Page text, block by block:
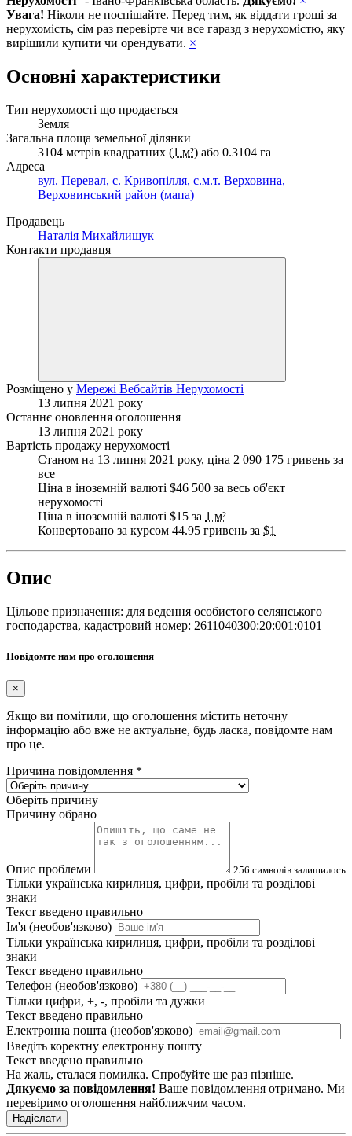
Увага! Ніколи не поспішайте. Перед тим, як віддати гроші за
нерухомість, сім раз перевірте чи все гаразд з нерухомістю, яку
вирішили купити чи орендувати. ×
Основні характеристики
Тип нерухомості що продається
Земля
Загальна площа земельної ділянки
3104 метрів квадратних (1 м²) або 0.3104 га
Адреса
вул. Перевал, с. Кривопілля, с.м.т. Верховина,
Верховинський район (мапа)
Продавець
Наталія Михайлищук
Контакти продавця
Розміщено у Мережі Вебсайтів Нерухомості
13 липня 2021 року
Останнє оновлення оголошення
13 липня 2021 року
Вартість продажу нерухомості
Станом на 13 липня 2021 року, ціна 2 090 175 гривень за
все
Ціна в іноземній валюті $46 500 за весь об'єкт
нерухомості
Ціна в іноземній валюті $15 за 1 м²
Конвертовано за курсом 44.95 гривень за $1
Опис
Цільове призначення: для ведення особистого селянського
господарства, кадастровий номер: 2611040300:20:001:0101
Повідомте нам про оголошення
×
Якщо ви помітили, що оголошення містить неточну
інформацію або вже не актуальне, будь ласка, повідомте нам
про це.
Причина повідомлення *
Оберіть причину
Причину обрано
Опис проблеми 256 символів залишилось
Тільки українська кирилиця, цифри, пробіли та розділові
знаки
Текст введено правильно
Ім'я (необов'язково)
Тільки українська кирилиця, цифри, пробіли та розділові
знаки
Текст введено правильно
Телефон (необов'язково)
Тільки цифри, +, -, пробіли та дужки
Текст введено правильно
Електронна пошта (необов'язково)
Введіть коректну електронну пошту
Текст введено правильно
На жаль, сталася помилка. Спробуйте ще раз пізніше.
Дякуємо за повідомлення! Ваше повідомлення отримано. Ми
перевіримо оголошення найближчим часом.
Надіслати